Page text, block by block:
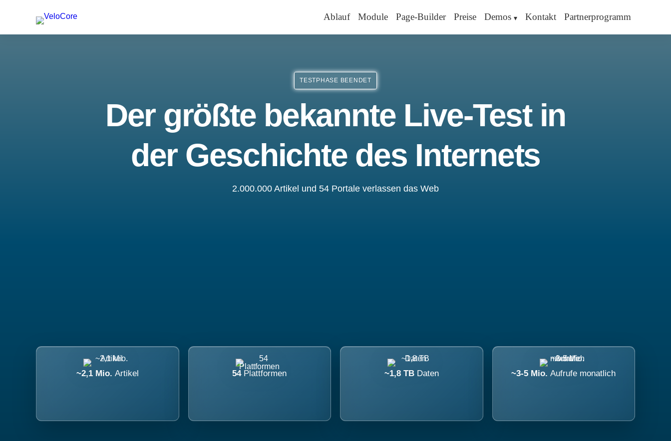
Ablauf Module Page-Builder Preise Demos Kontakt Partnerprogramm
TESTPHASE BEENDET
Der größte bekannte Live-Test in
der Geschichte des Internets
2.000.000 Artikel und 54 Portale verlassen das Web
~2,1 Mio. Artikel 54 Plattformen ~1,8 TB Daten ~3-5 Mio.Aufrufe monatlich